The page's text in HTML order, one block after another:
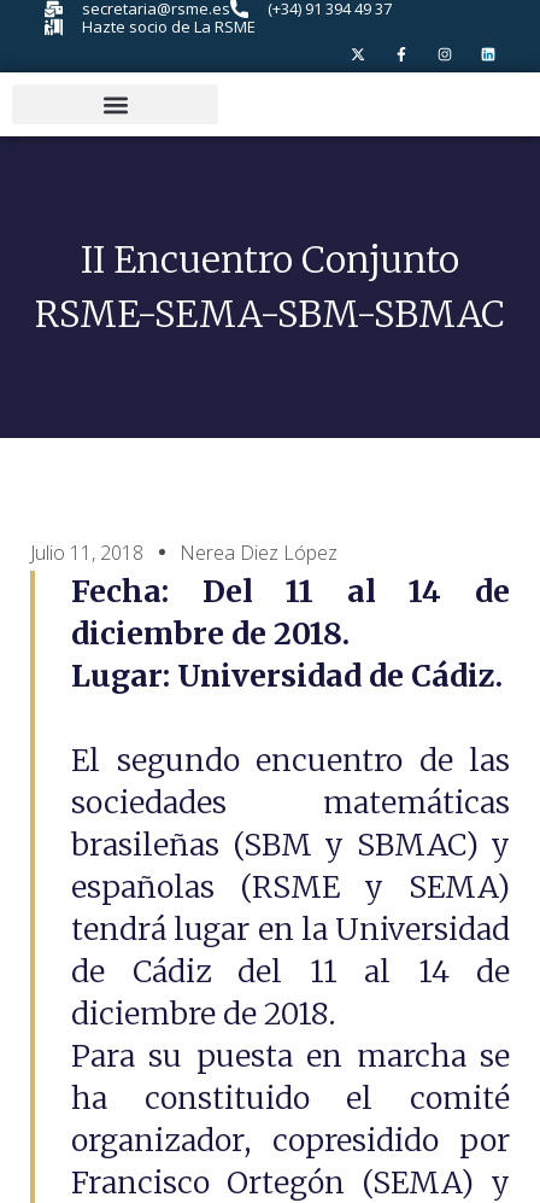
secretaria@rsme.es
(+34) 91 394 49 37
Hazte socio de La RSME
II Encuentro Conjunto
RSME-SEMA-SBM-SBMAC
Julio 11, 2018 Nerea Diez López
Fecha: Del 11 al 14 de
diciembre de 2018.
Lugar: Universidad de Cádiz.
El segundo encuentro de las
sociedades matemáticas
brasileñas (SBM y SBMAC) y
españolas (RSME y SEMA)
tendrá lugar en la Universidad
de Cádiz del 11 al 14 de
diciembre de 2018.
Para su puesta en marcha se
ha constituido el comité
organizador, copresidido por
Francisco Ortegón (SEMA) y